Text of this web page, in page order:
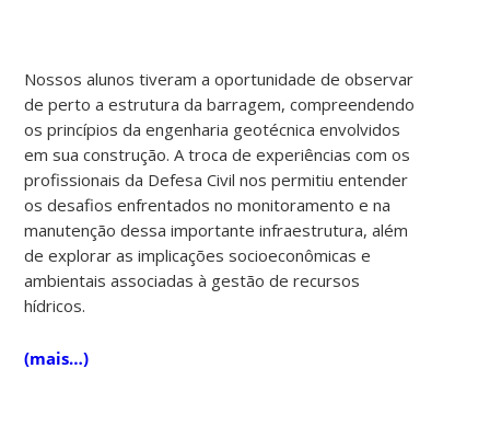
Nossos alunos tiveram a oportunidade de observar
de perto a estrutura da barragem, compreendendo
os princípios da engenharia geotécnica envolvidos
em sua construção. A troca de experiências com os
profissionais da Defesa Civil nos permitiu entender
os desafios enfrentados no monitoramento e na
manutenção dessa importante infraestrutura, além
de explorar as implicações socioeconômicas e
ambientais associadas à gestão de recursos
hídricos.
(mais…)